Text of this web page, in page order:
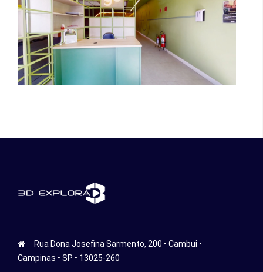
Rua Dona Josefina Sarmento, 200 • Cambui •
Campinas • SP • 13025-260